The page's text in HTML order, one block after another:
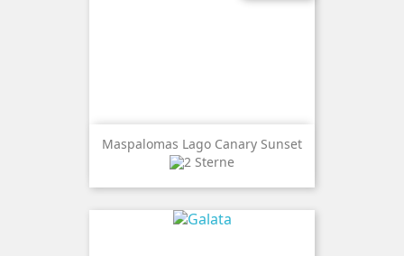
Maspalomas Lago Canary Sunset